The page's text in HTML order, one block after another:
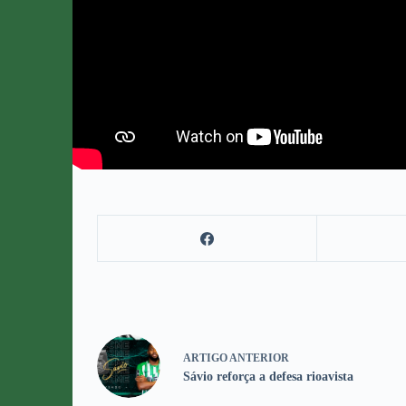
ARTIGO ANTERIOR
Sávio reforça a defesa rioavista